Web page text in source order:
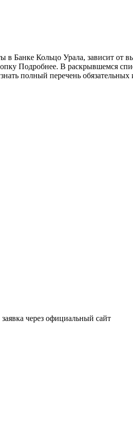
Банке Кольцо Урала, зависит от
Подробнее. В раскрывшемся
полный перечень
через официальный сайт